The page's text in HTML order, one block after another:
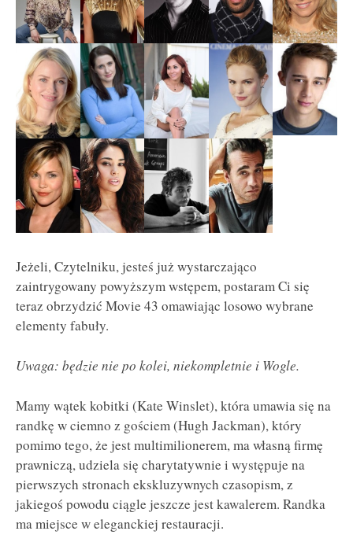
Jeżeli, Czytelniku, jesteś już wystarczająco
zaintrygowany powyższym wstępem, postaram Ci się
teraz obrzydzić Movie 43 omawiając losowo wybrane
elementy fabuły.
Uwaga: będzie nie po kolei, niekompletnie i Wogle.
Mamy wątek kobitki (Kate Winslet), która umawia się na
randkę w ciemno z gościem (Hugh Jackman), który
pomimo tego, że jest multimilionerem, ma własną firmę
prawniczą, udziela się charytatywnie i występuje na
pierwszych stronach ekskluzywnych czasopism, z
jakiegoś powodu ciągle jeszcze jest kawalerem. Randka
ma miejsce w eleganckiej restauracji.